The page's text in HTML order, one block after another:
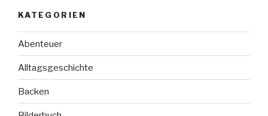
KATEGORIEN
Abenteuer
Alltagsgeschichte
Backen